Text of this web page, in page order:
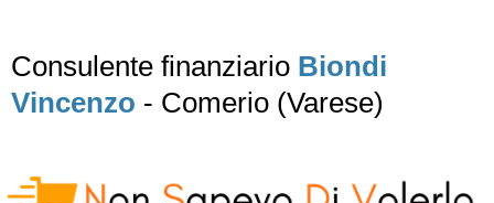
Consulente finanziario Biondi
Vincenzo - Comerio (Varese)